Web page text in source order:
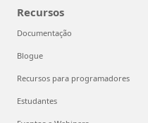
Recursos
Documentação
Blogue
Recursos para programadores
Estudantes